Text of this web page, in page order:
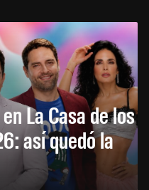
La Casa de los
así quedó la